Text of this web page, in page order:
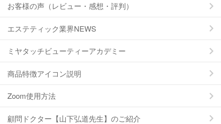
お客様の声（レビュー・感想・評判）
エステティック業界NEWS
ミヤタッチビューティーアカデミー
商品特徴アイコン説明
Zoom使用方法
顧問ドクター【山下弘道先生】のご紹介